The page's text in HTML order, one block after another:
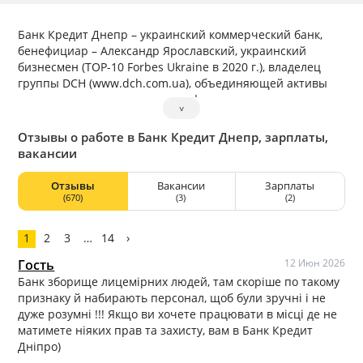
Банк Кредит Днепр – украинский коммерческий банк,
бенефициар – Александр Ярославский, украинский
бизнесмен (TOP-10 Forbes Ukraine в 2020 г.), владелец
группы DCH (www.dch.com.ua), объединяющей активы
таких секторов экономики, как финансы,
промышленность, транспорт, строительство и
девелопмент и др.
Банк Кредит Днепр (БКД) основан в 1993 году и входит в
ТОП-20 финансовых учреждений Украины по размерам
активов (на 01.08.2020г.). Согласно классификации
Национального банка Украины, – в группе банков с
Банк предоставляет полный спектр банковских услуг
частным лицам и корпоративному бизнесу, особое
внимание уделяя агросектору. Надежность банка и
эффективность его деятельности подтверждены
авторитетными рейтинговыми агентствами и признаны
деловым сообществом.
Так, в августе 2020 г. украинское РА IBI-Rating повысило
˅
Отзывы о работе в Банк Кредит Днепр, зарплаты,
вакансии
Отзывы
(670)
Вакансии
(3)
Зарплаты
(2)
1 2 3 … 14 ›
Гость 12 Июн 2026
Банк зборище лицемірних людей, там скоріше по такому
признаку й набирають персонал, щоб були зручні і не
дуже розумні !!! Якщо ви хочете працювати в місці де не
матимете ніяких прав та захисту, вам в Банк Кредит
Дніпро)